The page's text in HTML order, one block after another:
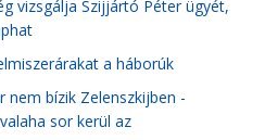
vizsgálja Szijjártó Péter ügyét,
a háborúk
nem bízik Zelenszkijben -
sor kerül az